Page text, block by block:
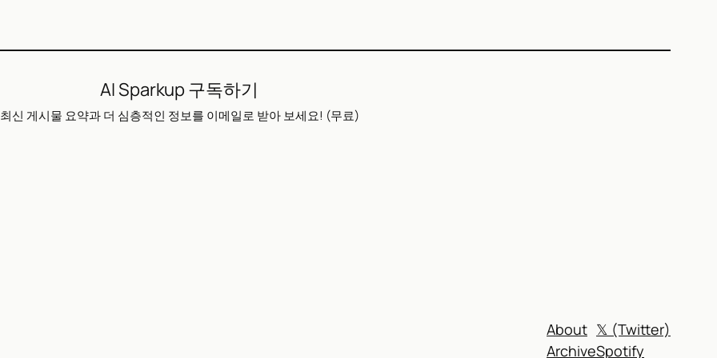
AI Sparkup 구독하기
최신 게시물 요약과 더 심층적인 정보를 이메일로 받아 보세요! (무료)
About
Archive
𝕏 (Twitter)
Spotify